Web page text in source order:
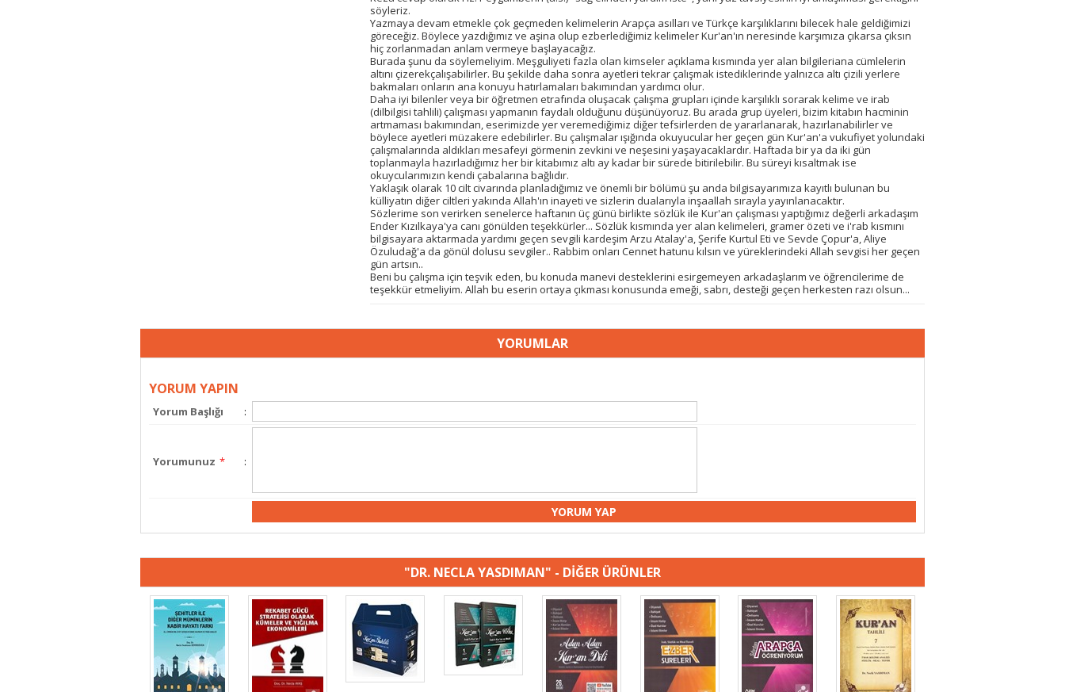
söyleriz.
Yazmaya devam etmekle çok geçmeden kelimelerin Arapça asılları ve Türkçe karşılıklarını bilecek hale geldiğimizi
göreceğiz. Böylece yazdığımız ve aşina olup ezberlediğimiz kelimeler Kur'an'ın neresinde karşımıza çıkarsa çıksın
hiç zorlanmadan anlam vermeye başlayacağız.
Burada şunu da söylemeliyim. Meşguliyeti fazla olan kimseler açıklama kısmında yer alan bilgileriana cümlelerin
altını çizerekçalışabilirler. Bu şekilde daha sonra ayetleri tekrar çalışmak istediklerinde yalnızca altı çizili yerlere
bakmaları onların ana konuyu hatırlamaları bakımından yardımcı olur.
Daha iyi bilenler veya bir öğretmen etrafında oluşacak çalışma grupları içinde karşılıklı sorarak kelime ve irab
(dilbilgisi tahlili) çalışması yapmanın faydalı olduğunu düşünüyoruz. Bu arada grup üyeleri, bizim kitabın hacminin
artmaması bakımından, eserimizde yer veremediğimiz diğer tefsirlerden de yararlanarak, hazırlanabilirler ve
böylece ayetleri müzakere edebilirler. Bu çalışmalar ışığında okuyucular her geçen gün Kur'an'a vukufiyet yolundaki
çalışmalarında aldıkları mesafeyi görmenin zevkini ve neşesini yaşayacaklardır. Haftada bir ya da iki gün
toplanmayla hazırladığımız her bir kitabımız altı ay kadar bir sürede bitirilebilir. Bu süreyi kısaltmak ise
okuycularımızın kendi çabalarına bağlıdır.
Yaklaşık olarak 10 cilt civarında planladığımız ve önemli bir bölümü şu anda bilgisayarımıza kayıtlı bulunan bu
külliyatın diğer ciltleri yakında Allah'ın inayeti ve sizlerin dualarıyla inşaallah sırayla yayınlanacaktır.
Sözlerime son verirken senelerce haftanın üç günü birlikte sözlük ile Kur'an çalışması yaptığımız değerli arkadaşım
Ender Kızılkaya'ya canı gönülden teşekkürler... Sözlük kısmında yer alan kelimeleri, gramer özeti ve i'rab kısmını
bilgisayara aktarmada yardımı geçen sevgili kardeşim Arzu Atalay'a, Şerife Kurtul Eti ve Sevde Çopur'a, Aliye
Özuludağ'a da gönül dolusu sevgiler.. Rabbim onları Cennet hatunu kılsın ve yüreklerindeki Allah sevgisi her geçen
gün artsın..
Beni bu çalışma için teşvik eden, bu konuda manevi desteklerini esirgemeyen arkadaşlarım ve öğrencilerime de
teşekkür etmeliyim. Allah bu eserin ortaya çıkması konusunda emeği, sabrı, desteği geçen herkesten razı olsun...
YORUMLAR
YORUM YAPIN
Yorum Başlığı :
Yorumunuz * :
"DR. NECLA YASDIMAN" - DİĞER ÜRÜNLER